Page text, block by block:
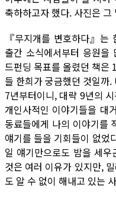
축하하고자 했다. 사진은
『무지개를 변호하다』는
출간 소식에서부터 응원을
드펀딩 목표를 올렸던 책은
들 한희가 궁금했던 것일까
7년부터이니, 대략 9년의
개인사적인 이야기들을 대
동료들에게 나의 이야기를
얘기를 들을 기회들이 없었
일 얘기만으로도 밤을 세
것은 여러 이유가 있지만,
도 알 수 없이 해내고 있는